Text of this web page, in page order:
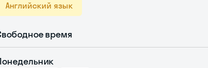
Английский язык
время